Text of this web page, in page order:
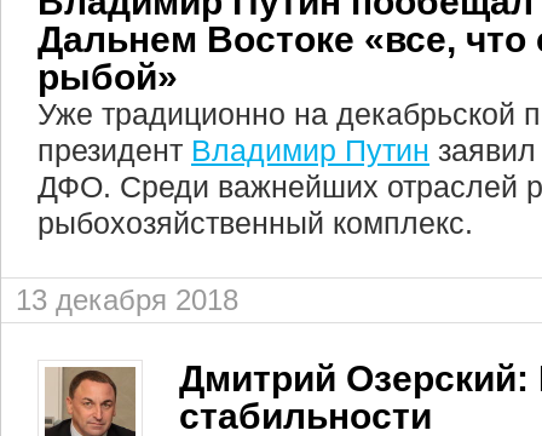
Дальнем Востоке «все, что
рыбой»
Уже традиционно на декабрьской
президент Владимир Путин
ДФО. Среди важнейших отраслей
рыбохозяйственный комплекс.
13 декабря 2018
Дмитрий
стабильности